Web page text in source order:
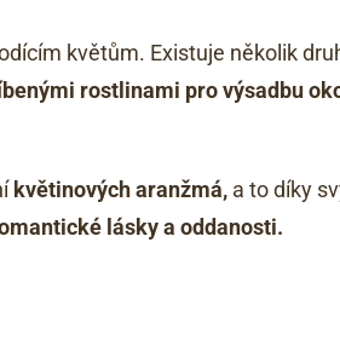
květům. Existuje několik
rostlinami pro výsadbu
květinových aranžmá, a to díky
lásky a oddanosti.